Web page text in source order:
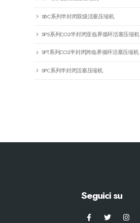
SBC系列半封闭双级活塞压缩机
SPS系列CO2半封闭亚临界循环活塞压缩机
SPT系列CO2半封闭跨临界循环活塞压缩机
SPC系列半封闭活塞压缩机
Seguici su